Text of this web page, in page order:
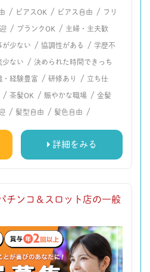
/ ピアスOK / ピアス自由 / フリ
/ ブランクOK / 主婦・主夫歓
が少ない / 協調性がある / 学歴不
少ない / 決められた時間できっち
・経験豊富 / 研修あり / 立ち仕
/ 茶髪OK / 賑やかな職場 / 金髪
/ 髪型自由 / 髪色自由 /
詳細をみる
チンコ＆スロット店の一般